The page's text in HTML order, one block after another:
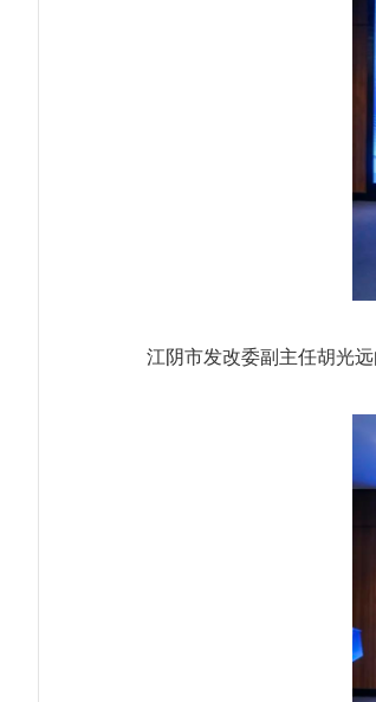
江阴市发改委副主任胡光远